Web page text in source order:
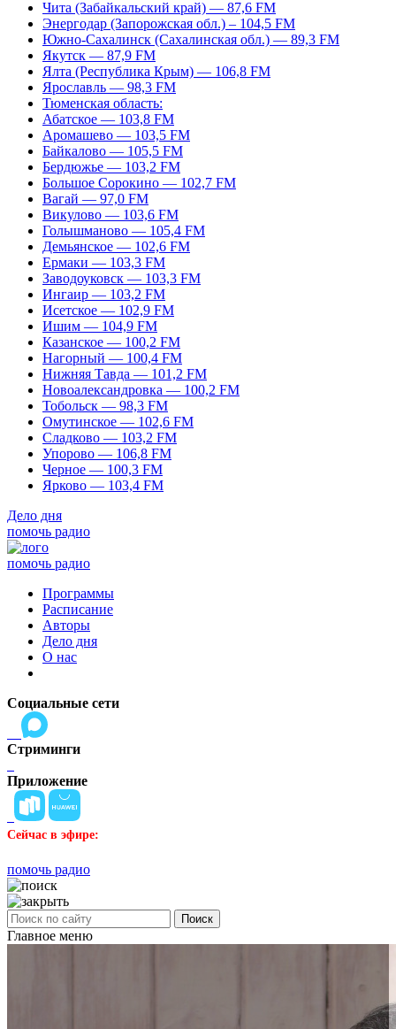
Чита (Забайкальский край) — 87,6 FM
Энергодар (Запорожская обл.) – 104,5 FM
Южно-Сахалинск (Сахалинская обл.) — 89,3 FM
Якутск — 87,9 FM
Ялта (Республика Крым) — 106,8 FM
Ярославль — 98,3 FM
Тюменская область:
Абатское — 103,8 FM
Аромашево — 103,5 FM
Байкалово — 105,5 FM
Бердюжье — 103,2 FM
Большое Сорокино — 102,7 FM
Вагай — 97,0 FM
Викулово — 103,6 FM
Голышманово — 105,4 FM
Демьянское — 102,6 FM
Ермаки — 103,3 FM
Заводоуковск — 103,3 FM
Ингаир — 103,2 FM
Исетское — 102,9 FM
Ишим — 104,9 FM
Казанское — 100,2 FM
Нагорный — 100,4 FM
Нижняя Тавда — 101,2 FM
Новоалександровка — 100,2 FM
Тобольск — 98,3 FM
Омутинское — 102,6 FM
Сладково — 103,2 FM
Упорово — 106,8 FM
Черное — 100,3 FM
Ярково — 103,4 FM
Дело дня
помочь радио
помочь радио
Программы
Расписание
Авторы
Дело дня
О нас
Социальные сети
Стриминги
Приложение
Сейчас в эфире:
помочь радио
Поиск
Главное меню